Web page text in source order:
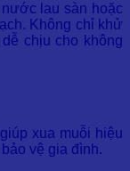
lau sàn hoặc
Không chỉ khử
chịu cho không
xua muỗi hiệu
vệ gia đình.